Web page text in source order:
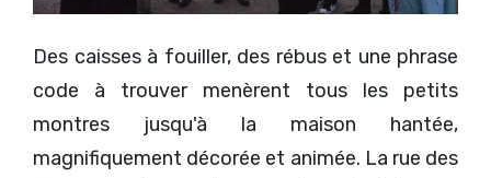
Des caisses à fouiller, des rébus et une phrase
code à trouver menèrent tous les petits
montres jusqu'à la maison hantée,
magnifiquement décorée et animée. La rue des